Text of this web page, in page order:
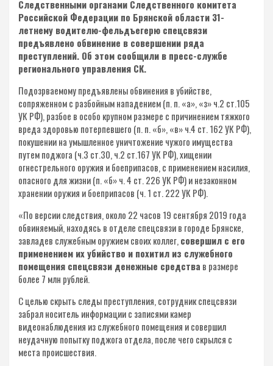
Следственными органами Следственного комитета
Российской Федерации по Брянской области 31-
летнему водителю-фельдъегерю спецсвязи
предъявлено обвинение в совершении ряда
преступлений. Об этом сообщили в пресс-службе
регионального управления СК.
Подозрваемому предъявлены обвинения в убийстве,
сопряженном с разбойным нападением (п. п. «а», «з» ч.2 ст.105
УК РФ), разбое в особо крупном размере с причинением тяжкого
вреда здоровью потерпевшего (п. п. «б», «в» ч.4 ст. 162 УК РФ),
покушении на умышленное уничтожение чужого имущества
путем поджога (ч.3 ст.30, ч.2 ст.167 УК РФ), хищении
огнестрельного оружия и боеприпасов, с применением насилия,
опасного для жизни (п. «б» ч. 4 ст. 226 УК РФ) и незаконном
хранении оружия и боеприпасов (ч. 1 ст. 222 УК РФ).
«По версии следствия, около 22 часов 19 сентября 2019 года
обвиняемый, находясь в отделе спецсвязи в городе Брянске,
завладев служебным оружием своих коллег, совершил с его
применением их убийство и похитил из служебного
помещения спецсвязи денежные средства в размере
более 7 млн рублей.
С целью скрыть следы преступления, сотрудник спецсвязи
забрал носитель информации с записями камер
видеонаблюдения из служебного помещения и совершил
неудачную попытку поджога отдела, после чего скрылся с
места происшествия.